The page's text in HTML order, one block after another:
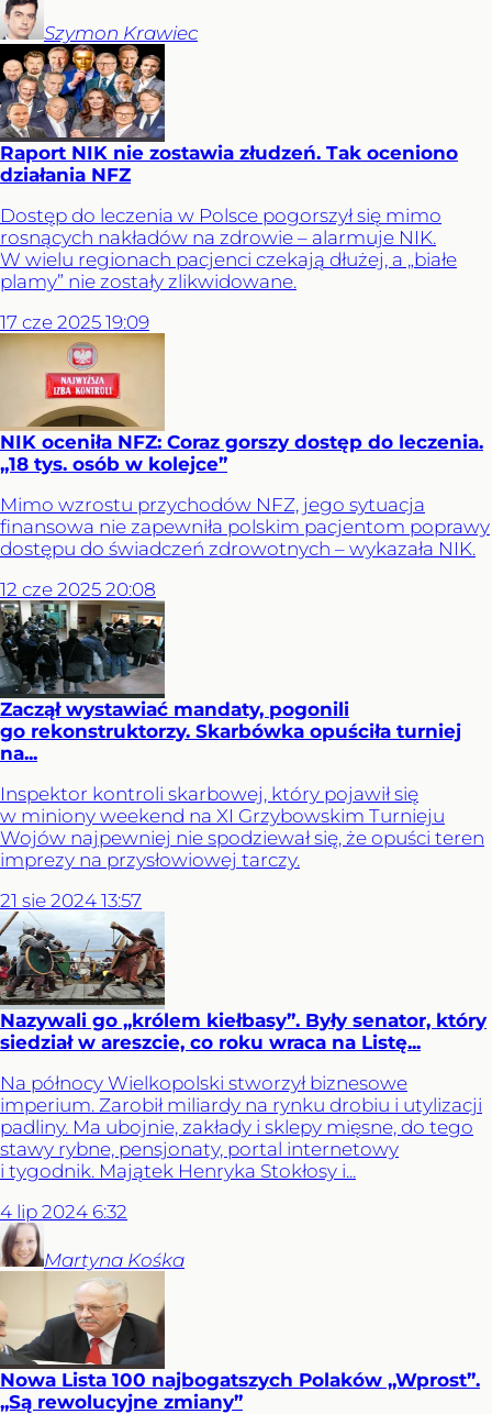
Szymon Krawiec
Raport NIK nie zostawia złudzeń. Tak oceniono
działania NFZ
Dostęp do leczenia w Polsce pogorszył się mimo
rosnących nakładów na zdrowie – alarmuje NIK.
W wielu regionach pacjenci czekają dłużej, a „białe
plamy” nie zostały zlikwidowane.
17 cze 2025 19:09
NIK oceniła NFZ: Coraz gorszy dostęp do leczenia.
„18 tys. osób w kolejce”
Mimo wzrostu przychodów NFZ, jego sytuacja
finansowa nie zapewniła polskim pacjentom poprawy
dostępu do świadczeń zdrowotnych – wykazała NIK.
12 cze 2025 20:08
Zaczął wystawiać mandaty, pogonili
go rekonstruktorzy. Skarbówka opuściła turniej
na...
Inspektor kontroli skarbowej, który pojawił się
w miniony weekend na XI Grzybowskim Turnieju
Wojów najpewniej nie spodziewał się, że opuści teren
imprezy na przysłowiowej tarczy.
21 sie 2024 13:57
Nazywali go „królem kiełbasy”. Były senator, który
siedział w areszcie, co roku wraca na Listę...
Na północy Wielkopolski stworzył biznesowe
imperium. Zarobił miliardy na rynku drobiu i utylizacji
padliny. Ma ubojnie, zakłady i sklepy mięsne, do tego
stawy rybne, pensjonaty, portal internetowy
i tygodnik. Majątek Henryka Stokłosy i...
4 lip 2024 6:32
Martyna Kośka
Nowa Lista 100 najbogatszych Polaków „Wprost”.
„Są rewolucyjne zmiany”